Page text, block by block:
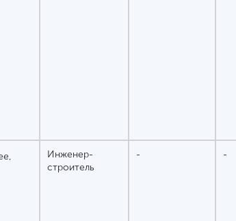
Инженер-
строитель
- -